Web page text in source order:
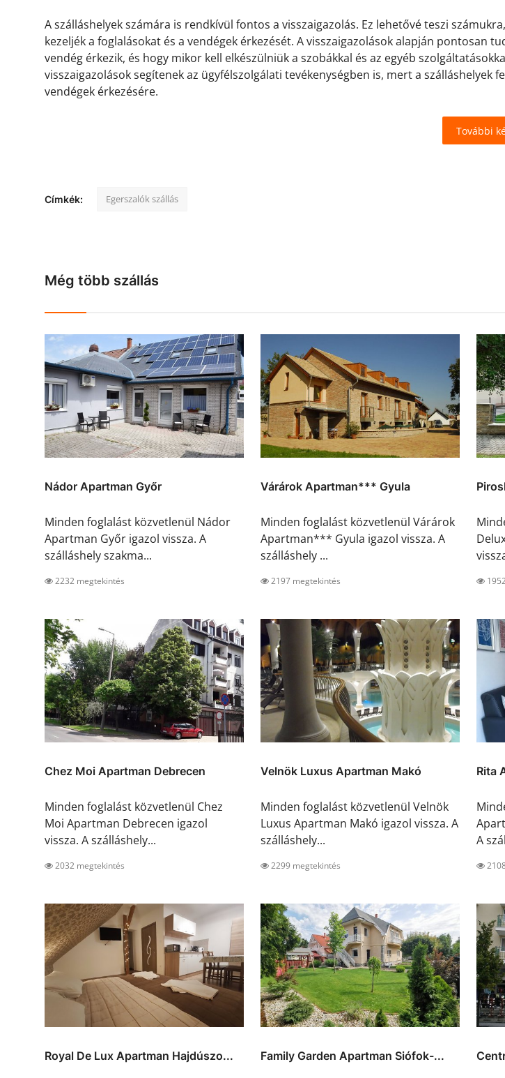
A szálláshelyek számára is rendkívül fontos a visszaigazolás. Ez lehetővé teszi
kezeljék a foglalásokat és a vendégek érkezését. A visszaigazolások alapján pontosan
vendég érkezik, és hogy mikor kell elkészülniük a szobákkal és az egyéb
visszaigazolások segítenek az ügyfélszolgálati tevékenységben is, mert a szálláshelyek
vendégek érkezésére.
További
Címkék: Egerszalók szállás
Még több szállás
Nádor Apartman Győr
Minden foglalást közvetlenül Nádor
Apartman Győr igazol vissza. A
szálláshely szakma...
2232 megtekintés
Várárok Apartman*** Gyula
Minden foglalást közvetlenül Várárok
Apartman*** Gyula igazol vissza. A
szálláshely ...
2197 megtekintés
Chez Moi Apartman Debrecen
Minden foglalást közvetlenül Chez
Moi Apartman Debrecen igazol
vissza. A szálláshely...
2032 megtekintés
Velnök Luxus Apartman Makó
Minden foglalást közvetlenül Velnök
Luxus Apartman Makó igazol vissza. A
szálláshely...
2299 megtekintés
Rita
A
Royal De Lux Apartman Hajdúszo... Family Garden Apartman Siófok-...